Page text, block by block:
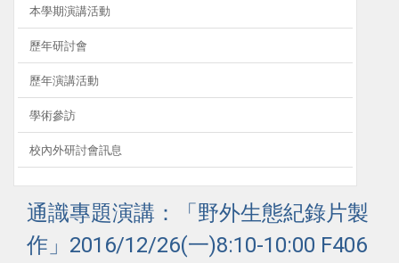
本學期演講活動
歷年研討會
歷年演講活動
學術參訪
校內外研討會訊息
通識專題演講：「野外生態紀錄片製
作」2016/12/26(一)8:10-10:00 F406